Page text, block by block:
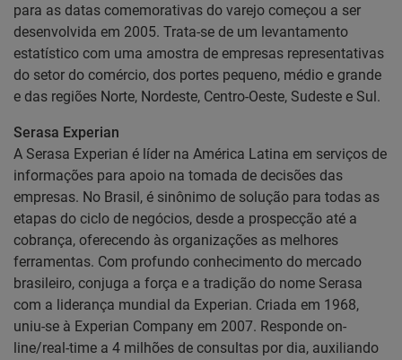
para as datas comemorativas do varejo começou a ser
desenvolvida em 2005. Trata-se de um levantamento
estatístico com uma amostra de empresas representativas
do setor do comércio, dos portes pequeno, médio e grande
e das regiões Norte, Nordeste, Centro-Oeste, Sudeste e Sul.
Serasa Experian
A Serasa Experian é líder na América Latina em serviços de
informações para apoio na tomada de decisões das
empresas. No Brasil, é sinônimo de solução para todas as
etapas do ciclo de negócios, desde a prospecção até a
cobrança, oferecendo às organizações as melhores
ferramentas. Com profundo conhecimento do mercado
brasileiro, conjuga a força e a tradição do nome Serasa
com a liderança mundial da Experian. Criada em 1968,
uniu-se à Experian Company em 2007. Responde on-
line/real-time a 4 milhões de consultas por dia, auxiliando